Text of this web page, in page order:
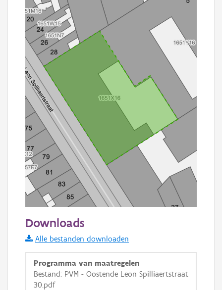
Informatie Vlaanderen
i
+
Downloads
Alle bestanden downloaden
Programma van maatregelen
Bestand: PVM - Oostende Leon Spilliaertstraat
30.pdf